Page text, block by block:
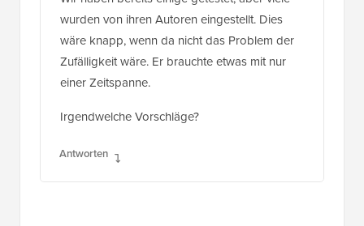
wurden von ihren Autoren eingestellt. Dies
wäre knapp, wenn da nicht das Problem der
Zufälligkeit wäre. Er brauchte etwas mit nur
einer Zeitspanne.
Irgendwelche Vorschläge?
Antworten